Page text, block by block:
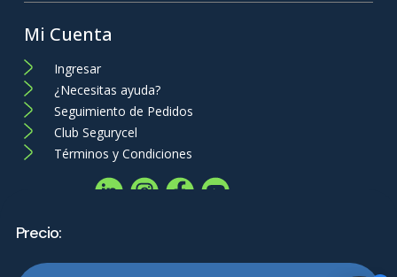
Precio:
Mi Cuenta
Ingresar
¿Necesitas ayuda?
Seguimiento de Pedidos
Club Segurycel
Términos y Condiciones